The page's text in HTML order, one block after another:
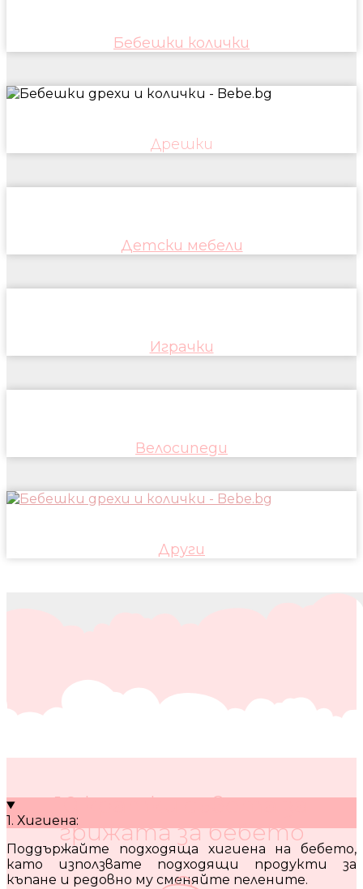
Бебешки колички
Дрешки
Детски мебели
Играчки
Велосипеди
Други
10 кратки съвета за
грижата за бебето
1. Хигиена:
Поддържайте подходяща хигиена на бебето,
като използвате подходящи продукти за
къпане и редовно му сменяйте пелените.